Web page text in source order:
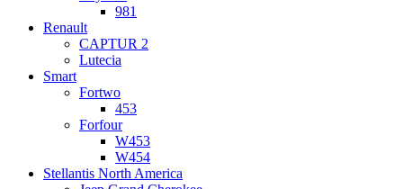
981
Renault
CAPTUR 2
Lutecia
Smart
Fortwo
453
Forfour
W453
W454
Stellantis North America